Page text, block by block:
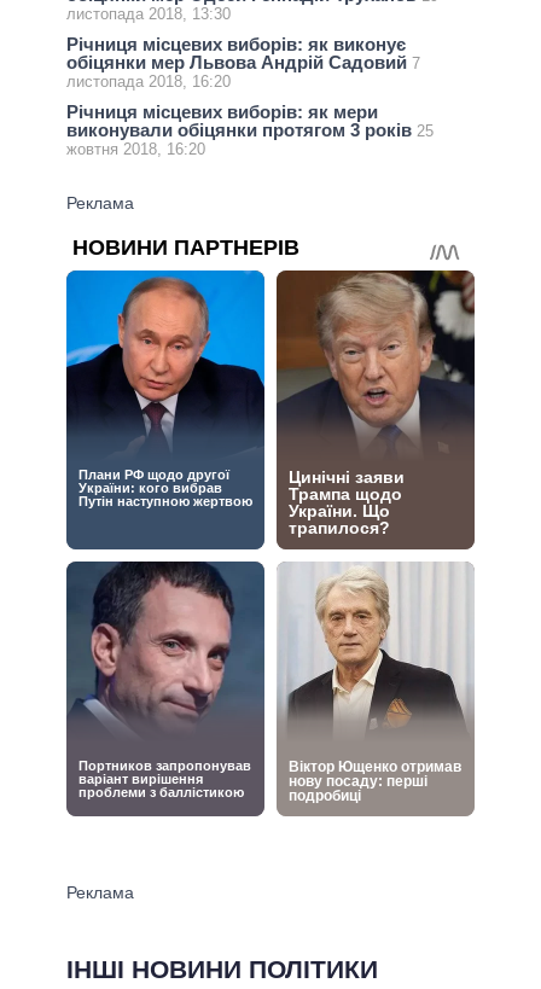
листопада 2018, 13:30
Річниця місцевих виборів: як виконує
обіцянки мер Львова Андрій Садовий 7
листопада 2018, 16:20
Річниця місцевих виборів: як мери
виконували обіцянки протягом 3 років 25
жовтня 2018, 16:20
ІНШІ НОВИНИ ПОЛІТИКИ